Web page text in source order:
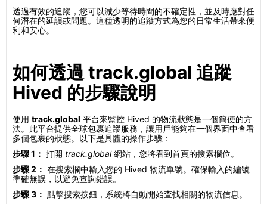
透過有效的追蹤，您可以減少等待時間的不確定性，並及時應對任
何潛在的延誤或問題。這種透明的追蹤方式為您的日常生活帶來便
利和安心。
如何透過 track.global 追蹤
Hived 的步驟說明
使用 track.global 平台來監控 Hived 的物流狀態是一個簡便的方
法。此平台提供全球包裹追蹤服務，讓用戶能夠在一個界面中查看
多個包裹的狀態。以下是具體的操作步驟：
步驟 1： 打開 track.global網站，您將看到首頁的搜索欄位。
步驟 2： 在搜索欄中輸入您的 Hived 物流單號。確保輸入的編號
準確無誤，以避免查詢錯誤。
步驟 3： 點擊搜索按鈕，系統將自動開始查找相關的物流信息。